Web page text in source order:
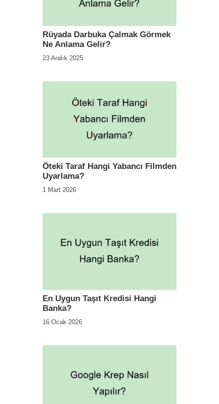
Rüyada Darbuka Çalmak Görmek
Ne Anlama Gelir?
23 Aralık 2025
Öteki Taraf Hangi Yabancı Filmden
Uyarlama?
1 Mart 2026
En Uygun Taşıt Kredisi Hangi
Banka?
16 Ocak 2026